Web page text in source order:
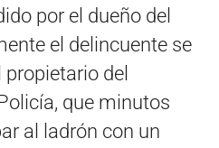
por el dueño del
el delincuente se
del
que minutos
al ladrón con un